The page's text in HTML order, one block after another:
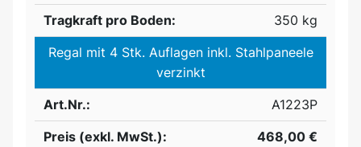
Tragkraft pro Boden:
350 kg
Regal mit 4 Stk. Auflagen inkl. Stahlpaneele
verzinkt
Art.Nr.:
A1223P
Preis (exkl. MwSt.):
468,00 €